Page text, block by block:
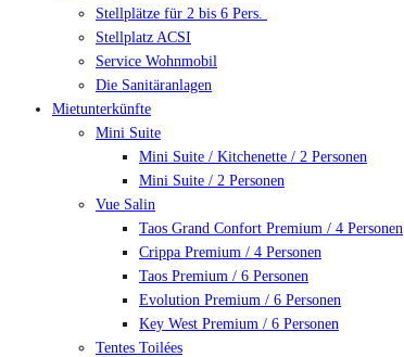
Stellplätze für 2 bis 6 Pers.
Stellplatz ACSI
Service Wohnmobil
Die Sanitäranlagen
Mietunterkünfte
Mini Suite
Mini Suite / Kitchenette / 2 Personen
Mini Suite / 2 Personen
Vue Salin
Taos Grand Confort Premium / 4 Personen
Crippa Premium / 4 Personen
Taos Premium / 6 Personen
Evolution Premium / 6 Personen
Key West Premium / 6 Personen
Tentes Toilées